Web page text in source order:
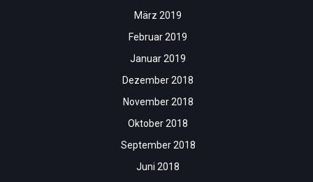
März 2019
Februar 2019
Januar 2019
Dezember 2018
November 2018
Oktober 2018
September 2018
Juni 2018